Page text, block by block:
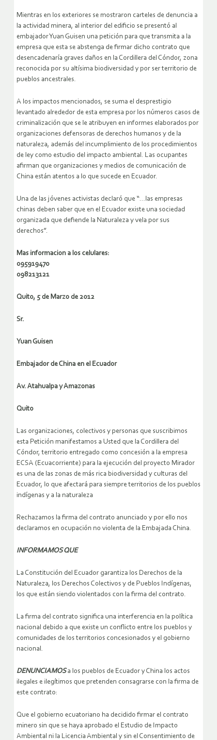
Mientras en los exteriores se mostraron carteles de denuncia a
la actividad minera, al interior del edificio se presentó al
embajador Yuan Guisen una petición para que transmita a la
empresa que esta se abstenga de firmar dicho contrato que
desencadenaría graves daños en la Cordillera del Cóndor, zona
reconocida por su altísima biodiversidad y por ser territorio de
pueblos ancestrales.
A los impactos mencionados, se suma el desprestigio
levantado alrededor de esta empresa por los números casos de
criminalización que se le atribuyen en informes elaborados por
organizaciones defensoras de derechos humanos y de la
naturaleza, además del incumplimiento de los procedimientos
de ley como estudio del impacto ambiental. Las ocupantes
afirman que organizaciones y medios de comunicación de
China están atentos a lo que sucede en Ecuador.
Una de las jóvenes activistas declaró que “…las empresas
chinas deben saber que en el Ecuador existe una sociedad
organizada que defiende la Naturaleza y vela por sus
derechos”.
Mas informacion a los celulares:
095919470
098213121
Quito, 5 de Marzo de 2012
Sr.
Yuan Guisen
Embajador de China en el Ecuador
Av. Atahualpa y Amazonas
Quito
Las organizaciones, colectivos y personas que suscribimos
esta Petición manifestamos a Usted que la Cordillera del
Cóndor, territorio entregado como concesión a la empresa
ECSA (Ecuacorriente) para la ejecución del proyecto Mirador
es una de las zonas de más rica biodiversidad y culturas del
Ecuador, lo que afectará para siempre territorios de los pueblos
indígenas y a la naturaleza
Rechazamos la firma del contrato anunciado y por ello nos
declaramos en ocupación no violenta de la Embajada China.
INFORMAMOS QUE
La Constitución del Ecuador garantiza los Derechos de la
Naturaleza, los Derechos Colectivos y de Pueblos Indígenas,
los que están siendo violentados con la firma del contrato.
La firma del contrato significa una interferencia en la política
nacional debido a que existe un conflicto entre los pueblos y
comunidades de los territorios concesionados y el gobierno
nacional.
DENUNCIAMOSa los pueblos de Ecuador y China los actos
ilegales e ilegítimos que pretenden consagrarse con la firma de
este contrato:
Que el gobierno ecuatoriano ha decidido firmar el contrato
minero sin que se haya aprobado el Estudio de Impacto
Ambiental ni la Licencia Ambiental y sin el Consentimiento de